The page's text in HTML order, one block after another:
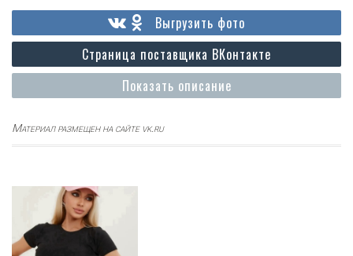
Показать описание
Страница поставщика ВКонтакте
Выгрузить фото
Материал размещен на сайте vk.ru